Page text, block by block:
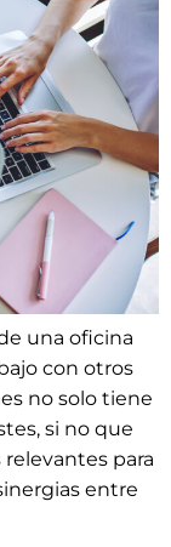
una oficina
con otros
no solo tiene
si no que
para
entre